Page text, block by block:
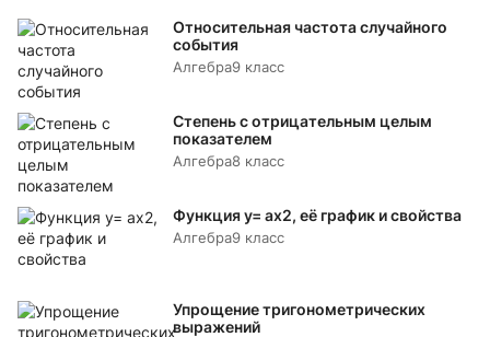
Относительная частота случайного
события
Алгебра9 класс
Степень с отрицательным целым
показателем
Алгебра8 класс
Функция y= аx2, её график и свойства
Алгебра9 класс
Упрощение тригонометрических
выражений